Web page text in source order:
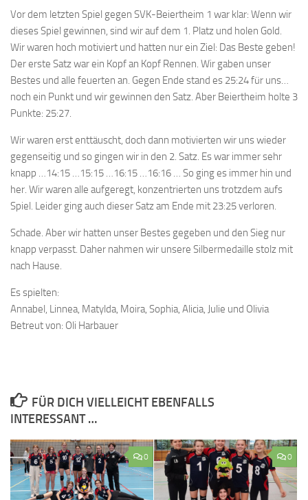
Vor dem letzten Spiel gegen SVK-Beiertheim 1 war klar: Wenn wir
dieses Spiel gewinnen, sind wir auf dem 1. Platz und holen Gold.
Wir waren hoch motiviert und hatten nur ein Ziel: Das Beste geben!
Der erste Satz war ein Kopf an Kopf Rennen. Wir gaben unser
Bestes und alle feuerten an. Gegen Ende stand es 25:24 für uns…
noch ein Punkt und wir gewinnen den Satz. Aber Beiertheim holte 3
Punkte: 25:27.
Wir waren erst enttäuscht, doch dann motivierten wir uns wieder
gegenseitig und so gingen wir in den 2. Satz. Es war immer sehr
knapp …14:15 …15:15 …16:15 …16:16 … So ging es immer hin und
her. Wir waren alle aufgeregt, konzentrierten uns trotzdem aufs
Spiel. Leider ging auch dieser Satz am Ende mit 23:25 verloren.
Schade. Aber wir hatten unser Bestes gegeben und den Sieg nur
knapp verpasst. Daher nahmen wir unsere Silbermedaille stolz mit
nach Hause.
Es spielten:
Annabel, Linnea, Matylda, Moira, Sophia, Alicia, Julie und Olivia
Betreut von: Oli Harbauer
FÜR DICH VIELLEICHT EBENFALLS
INTERESSANT …
0 0